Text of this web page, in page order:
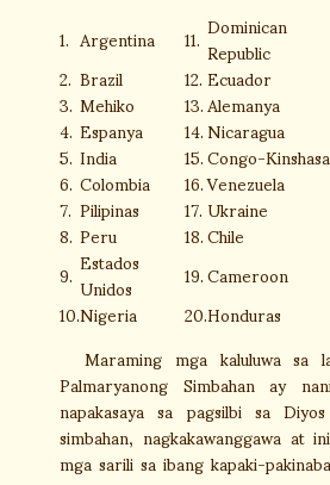
1. Argentina 11.Dominican
Republic
2.Brazil 12.Ecuador
3.Mehiko 13.Alemanya
4.Espanya 14.Nicaragua
5.India 15.Congo-Kinshasa
6.Colombia 16.Venezuela
7.Pilipinas 17.Ukraine
8.Peru 18.Chile
9.Estados
Unidos 19.Cameroon
10.Nigeria 20.Honduras
Maraming mga kaluluwa sa
Palmaryanong Simbahan ay
napakasaya sa pagsilbi sa
simbahan, nagkakawanggawa at
mga sarili sa ibang kapaki-